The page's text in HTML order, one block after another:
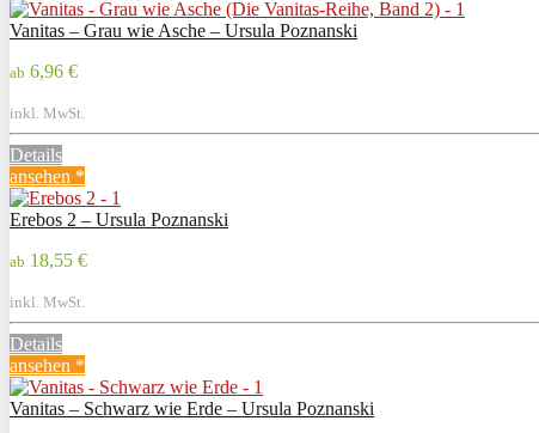
Vanitas – Grau wie Asche – Ursula Poznanski
ab 6,96 €
inkl. MwSt.
Details
ansehen *
Erebos 2 – Ursula Poznanski
ab 18,55 €
inkl. MwSt.
Details
ansehen *
Vanitas – Schwarz wie Erde – Ursula Poznanski